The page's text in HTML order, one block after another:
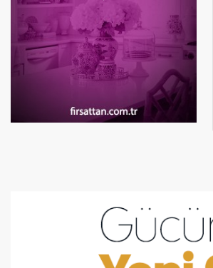
Airtag Tutuculu Kedi Tasması Zilli ve Reflektörlü Mavi
600,00TL
Sepete Ekle